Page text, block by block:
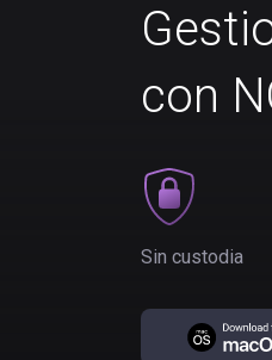
con
Sin custodia